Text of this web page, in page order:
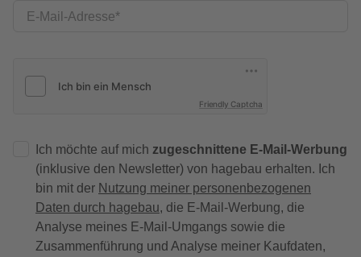
E-Mail-Adresse
Friendly Captcha
Ich möchte auf mich zugeschnittene E-Mail-Werbung
(inklusive den Newsletter) von hagebau erhalten. Ich
bin mit der Nutzung meiner personenbezogenen
Daten durch hagebau, die E-Mail-Werbung, die
Analyse meines E-Mail-Umgangs sowie die
Zusammenführung und Analyse meiner Kaufdaten,